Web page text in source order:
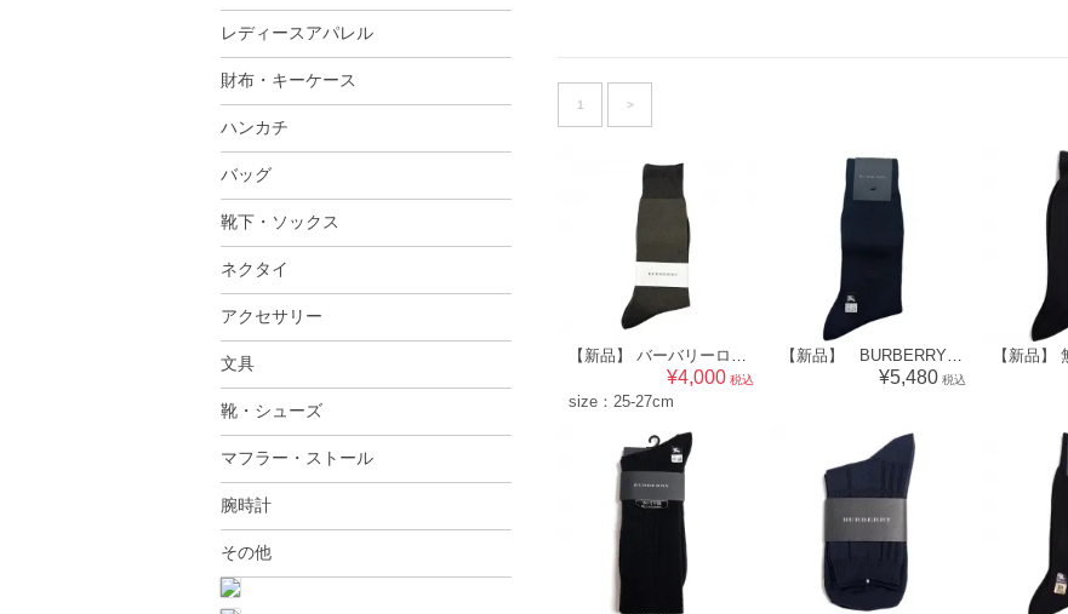
1 >
【新品】 バーバリーロンドン BURBERRY LONDON メンズ 靴下 ソックス （無地柄）ブラウン系 [size:25-27cm] 56872
¥4,000 税込
size：25-27cm
【新品】 BURBERRY バーバリー メンズ 靴下 ビジネスソックス [サイズ：25～26cm] ネイビー 無地 ホースマーク刺繍 52576
¥5,480 税込
レディースアパレル
財布・キーケース
ハンカチ
バッグ
靴下・ソックス
ネクタイ
アクセサリー
文具
靴・シューズ
マフラー・ストール
腕時計
その他